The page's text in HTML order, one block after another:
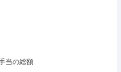
当の総額